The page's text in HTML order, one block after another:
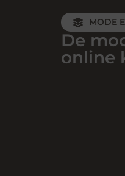
MODE
De
online